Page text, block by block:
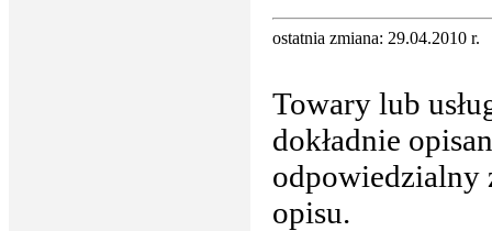
ostatnia zmiana: 29.04.2010 r.
Towary lub
dokładnie
odpowiedzialny
opisu.